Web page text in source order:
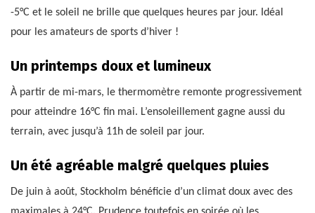
-5°C et le soleil ne brille que quelques heures par jour. Idéal
pour les amateurs de sports d’hiver !
Un printemps doux et lumineux
À partir de mi-mars, le thermomètre remonte progressivement
pour atteindre 16°C fin mai. L’ensoleillement gagne aussi du
terrain, avec jusqu’à 11h de soleil par jour.
Un été agréable malgré quelques pluies
De juin à août, Stockholm bénéficie d’un climat doux avec des